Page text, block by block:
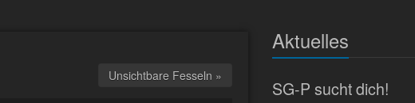
Unsichtbare Fesseln »
Aktuelles
SG-P sucht dich!